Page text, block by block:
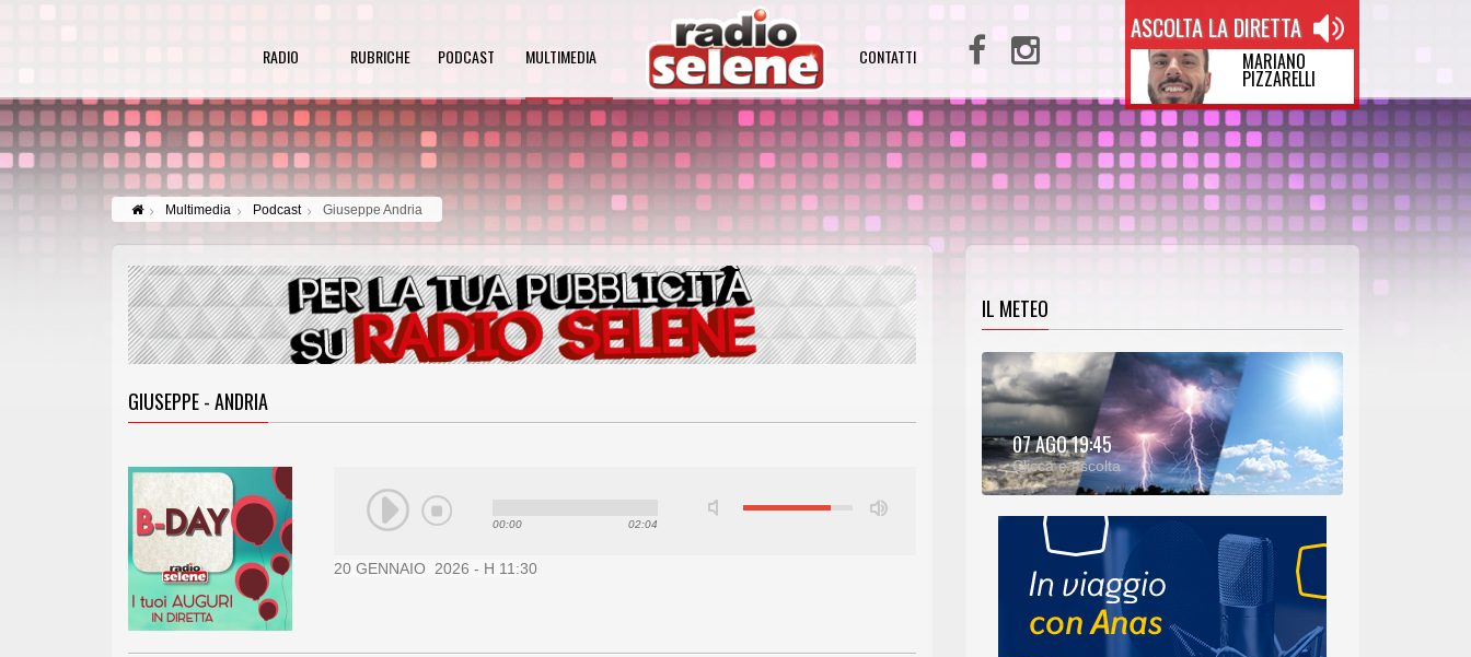
RADIO RUBRICHE PODCAST MULTIMEDIA CONTATTI
ASCOLTA LA DIRETTA
MARIANO
PIZZARELLI
Multimedia Podcast Giuseppe Andria
GIUSEPPE - ANDRIA
00:00 02:04
20 GENNAIO 2026 - H 11:30
IL METEO
07 AGO 19:45
Clicca e ascolta
METEO:
00:00
00:25